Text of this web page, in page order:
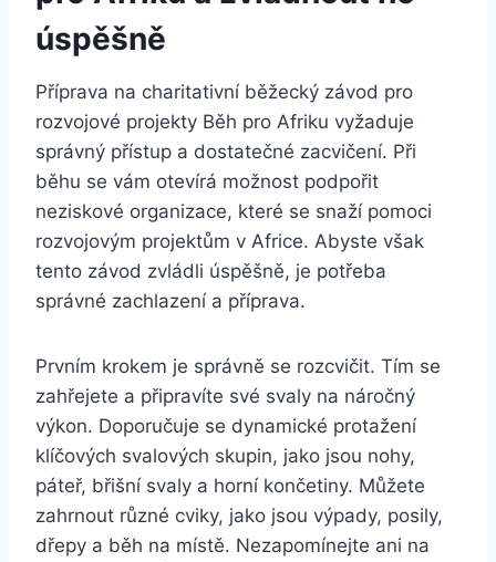
úspěšně
Příprava na charitativní běžecký závod pro
rozvojové projekty Běh pro Afriku vyžaduje
správný přístup a dostatečné zacvičení. Při
běhu se vám otevírá možnost podpořit
neziskové organizace, které se snaží pomoci
rozvojovým projektům v Africe. Abyste však
tento závod zvládli úspěšně, je potřeba
správné zachlazení a příprava.
Prvním krokem je správně se rozcvičit. Tím se
zahřejete a připravíte své svaly na náročný
výkon. Doporučuje se dynamické protažení
klíčových svalových skupin, jako jsou nohy,
páteř, břišní svaly a horní končetiny. Můžete
zahrnout různé cviky, jako jsou výpady, posily,
dřepy a běh na místě. Nezapomínejte ani na